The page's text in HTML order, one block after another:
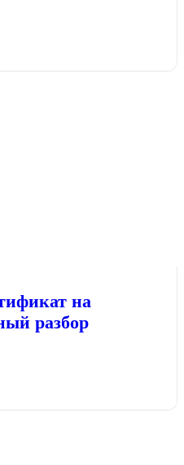
на
разбор